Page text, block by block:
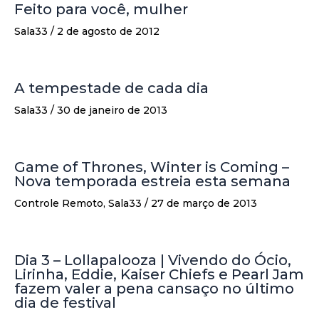
Feito para você, mulher
Sala33 / 2 de agosto de 2012
A tempestade de cada dia
Sala33 / 30 de janeiro de 2013
Game of Thrones, Winter is Coming –
Nova temporada estreia esta semana
Controle Remoto, Sala33 / 27 de março de 2013
Dia 3 – Lollapalooza | Vivendo do Ócio,
Lirinha, Eddie, Kaiser Chiefs e Pearl Jam
fazem valer a pena cansaço no último
dia de festival